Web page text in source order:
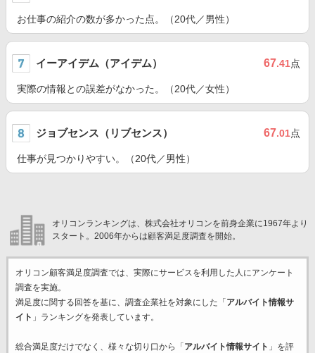
お仕事の紹介の数が多かった点。（20代／男性）
イーアイデム（アイデム） 67.41点
実際の情報との誤差がなかった。（20代／女性）
ジョブセンス（リブセンス） 67.01点
仕事が見つかりやすい。（20代／男性）
オリコンランキングは、株式会社オリコンを前身企業に1967年より
スタート。2006年からは顧客満足度調査を開始。
オリコン顧客満足度調査では、実際にサービスを利用した 人にアンケート
調査を実施。
満足度に関する回答を基に、調査企業社を対象にした「 アルバイト情報サ
イト 」ランキングを発表しています。
総合満足度だけでなく、様々な切り口から「 アルバイト情報サイト 」を評